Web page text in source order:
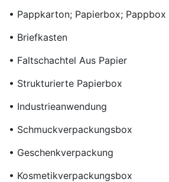
• Pappkarton; Papierbox; Pappbox
• Briefkasten
• Faltschachtel Aus Papier
• Strukturierte Papierbox
• Industrieanwendung
• Schmuckverpackungsbox
• Geschenkverpackung
• Kosmetikverpackungsbox